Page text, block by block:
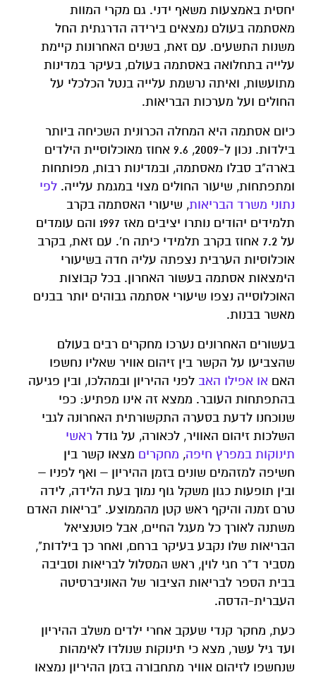
יחסית באמצעות משאף ידני. גם מקרי המוות
מאסתמה בעולם נמצאים בירידה הדרגתית החל
משנות התשעים. עם זאת, בשנים האחרונות קיימת
עלייה בתחלואה באסתמה בעולם, בעיקר במדינות
מתועשות, ואיתה נרשמת עלייה בנטל הכלכלי על
החולים ועל מערכות הבריאות.
כיום אסתמה היא המחלה הכרונית השכיחה ביותר
בילדות. נכון ל-2009, 9.6 אחוז מאוכלוסיית הילדים
בארה"ב סבלו מאסתמה, ובמדינות רבות, מפותחות
ומתפתחות, שיעור החולים מצוי במגמת עלייה. לפי
נתוני משרד הבריאות, שיעורי האסתמה בקרב
תלמידים יהודים נותרו יציבים מאז 1997 והם עומדים
על 7.2 אחוז בקרב תלמידי כיתה ח'. עם זאת, בקרב
אוכלוסיות הערבית נצפתה עליה חדה בשיעורי
הימצאות אסתמה בעשור האחרון. בכל קבוצות
האוכלוסייה נצפו שיעורי אסתמה גבוהים יותר בבנים
מאשר בבנות.
בעשורים האחרונים נערכו מחקרים רבים בעולם
שהצביעו על הקשר בין זיהום אוויר שאליו נחשפו
האם או אפילו האב לפני ההיריון ובמהלכו, ובין פגיעה
בהתפתחות העובר. ממצא זה אינו מפתיע: כפי
שנוכחנו לדעת בסערה התקשורתית האחרונה לגבי
השלכות זיהום האוויר, לכאורה, על גודל ראשי
תינוקות במפרץ חיפה, מחקרים מצאו קשר בין
חשיפה למזהמים שונים בזמן ההיריון – ואף לפניו –
ובין תופעות כגון משקל גוף נמוך בעת הלידה, לידה
טרם זמנה והיקף ראש קטן מהממוצע. "בריאות האדם
משתנה לאורך כל מעגל החיים, אבל פוטנציאל
הבריאות שלו נקבע בעיקר ברחם, ואחר כך בילדות",
מסביר ד"ר חגי לוין, ראש המסלול לבריאות וסביבה
בבית הספר לבריאות הציבור של האוניברסיטה
העברית-הדסה.
כעת, מחקר קנדי שעקב אחרי ילדים משלב ההיריון
ועד גיל עשר, מצא כי תינוקות שנולדו לאימהות
שנחשפו לזיהום אוויר מתחבורה בזמן ההיריון נמצאו